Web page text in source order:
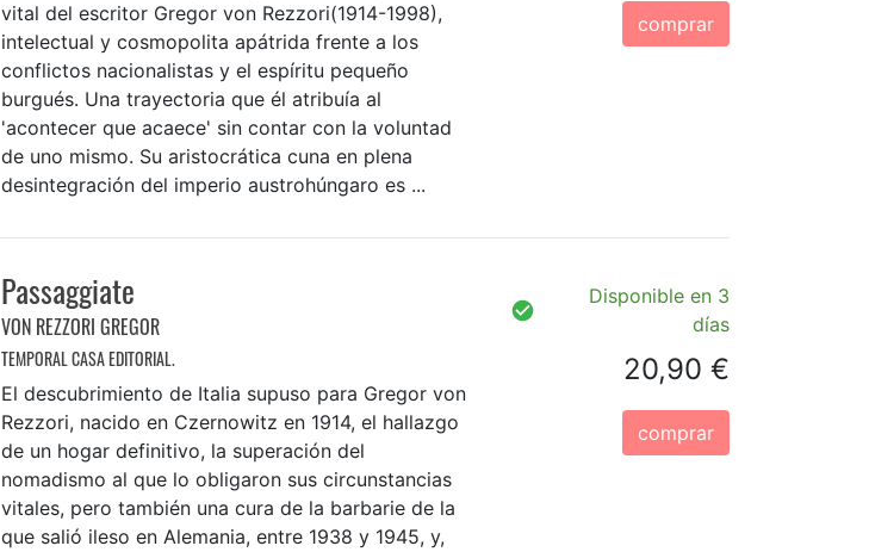
vital del escritor Gregor von Rezzori(1914-1998),
intelectual y cosmopolita apátrida frente a los
conflictos nacionalistas y el espíritu pequeño
burgués. Una trayectoria que él atribuía al
'acontecer que acaece' sin contar con la voluntad
de uno mismo. Su aristocrática cuna en plena
desintegración del imperio austrohúngaro es ...
comprar
Passaggiate
VON REZZORI GREGOR
TEMPORAL CASA EDITORIAL.
El descubrimiento de Italia supuso para Gregor von
Rezzori, nacido en Czernowitz en 1914, el hallazgo
de un hogar definitivo, la superación del
nomadismo al que lo obligaron sus circunstancias
vitales, pero también una cura de la barbarie de la
que salió ileso en Alemania, entre 1938 y 1945, y,
Disponible en 3
días
20,90 €
comprar